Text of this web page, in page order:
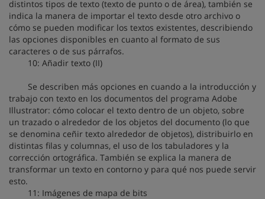
distintos tipos de texto (texto de punto o de área), también se
indica la manera de importar el texto desde otro archivo o
cómo se pueden modificar los textos existentes, describiendo
las opciones disponibles en cuanto al formato de sus
caracteres o de sus párrafos.
10: Añadir texto (II)
Se describen más opciones en cuando a la introducción y
trabajo con texto en los documentos del programa Adobe
Illustrator: cómo colocar el texto dentro de un objeto, sobre
un trazado o alrededor de los objetos del documento (lo que
se denomina ceñir texto alrededor de objetos), distribuirlo en
distintas filas y columnas, el uso de los tabuladores y la
corrección ortográfica. También se explica la manera de
transformar un texto en contorno y para qué nos puede servir
esto.
11: Imágenes de mapa de bits